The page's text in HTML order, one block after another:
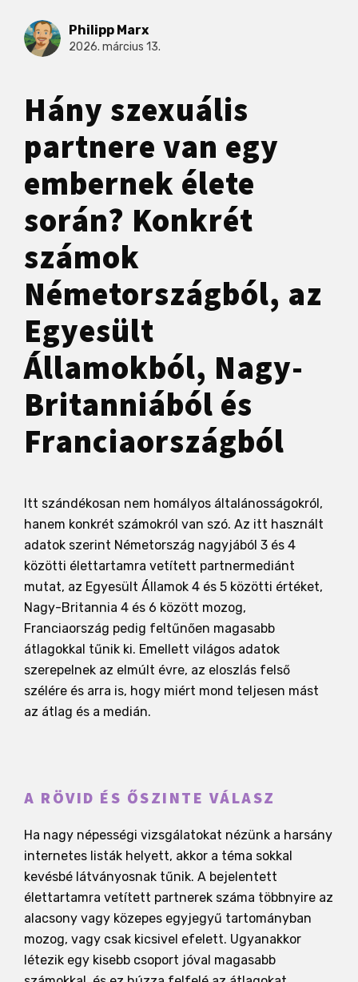
Philipp Marx
2026. március 13.
Hány szexuális
partnere van egy
embernek élete
során? Konkrét
számok
Németországból, az
Egyesült
Államokból, Nagy-
Britanniából és
Franciaországból
Itt szándékosan nem homályos általánosságokról,
hanem konkrét számokról van szó. Az itt használt
adatok szerint Németország nagyjából 3 és 4
közötti élettartamra vetített partnermediánt
mutat, az Egyesült Államok 4 és 5 közötti értéket,
Nagy-Britannia 4 és 6 között mozog,
Franciaország pedig feltűnően magasabb
átlagokkal tűnik ki. Emellett világos adatok
szerepelnek az elmúlt évre, az eloszlás felső
szélére és arra is, hogy miért mond teljesen mást
az átlag és a medián.
A RÖVID ÉS ŐSZINTE VÁLASZ
Ha nagy népességi vizsgálatokat nézünk a harsány
internetes listák helyett, akkor a téma sokkal
kevésbé látványosnak tűnik. A bejelentett
élettartamra vetített partnerek száma többnyire az
alacsony vagy közepes egyjegyű tartományban
mozog, vagy csak kicsivel efelett. Ugyanakkor
létezik egy kisebb csoport jóval magasabb